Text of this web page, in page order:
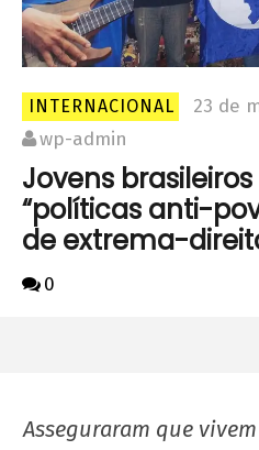
INTERNACIONAL
23 de
wp-admin
Jovens
“políticas anti-
de extrema-
0
Asseguraram que